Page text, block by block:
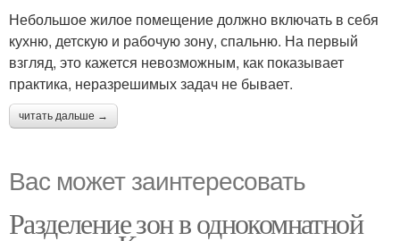
Небольшое жилое помещение должно включать в себя
кухню, детскую и рабочую зону, спальню. На первый
взгляд, это кажется невозможным, как показывает
практика, неразрешимых задач не бывает.
читать дальше →
Вас может заинтересовать
Разделение зон в однокомнатной